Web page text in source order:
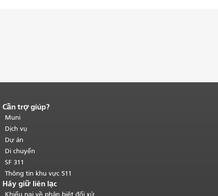
Kết thúc nội dung trang.
của trang này được lặp lại trên mọi
trang.Quay lại đầu trang nội dung
chính.
Cần trợ giúp?
Muni
Dịch vụ
Dự án
Di chuyển
SF 311
Thông tin khu vực 511
Hãy giữ liên lạc
Khiếu nại về phân biệt đối xử